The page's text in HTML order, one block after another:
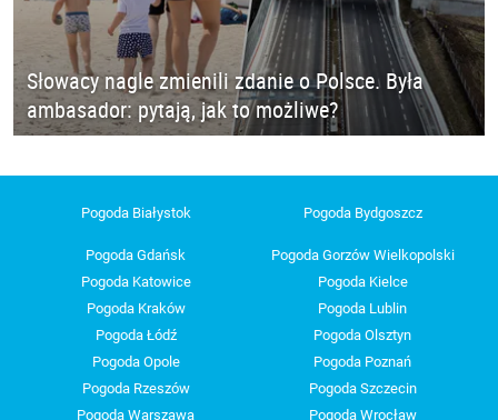
Słowacy nagle zmienili zdanie o Polsce. Była
ambasador: pytają, jak to możliwe?
Pogoda Białystok Pogoda Bydgoszcz
Pogoda Gdańsk
Pogoda Gorzów Wielkopolski
Pogoda Katowice
Pogoda Kielce
Pogoda Kraków
Pogoda Lublin
Pogoda Łódź
Pogoda Olsztyn
Pogoda Opole
Pogoda Poznań
Pogoda Rzeszów
Pogoda Szczecin
Pogoda Warszawa
Pogoda Wrocław